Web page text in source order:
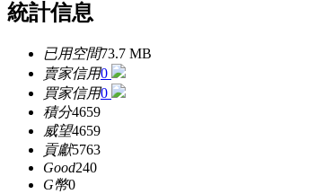
統計信息
已用空間73.7 MB
賣家信用0
買家信用0
積分4659
威望4659
貢獻5763
Good240
G幣0